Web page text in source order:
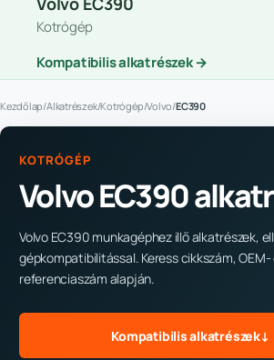
Kotrógép
Kompatibilis alkatrészek →
Kezdőlap/Alkatrészek/Kotrógép/Volvo/EC390
KOTRÓGÉP
Volvo EC390
Volvo EC390 munkagéphez illő alkatrészek,
gépkompatibilitással. Keress cikkszám, OEM-
referenciaszám alapján.
Kompatibilis alkatrészek↓